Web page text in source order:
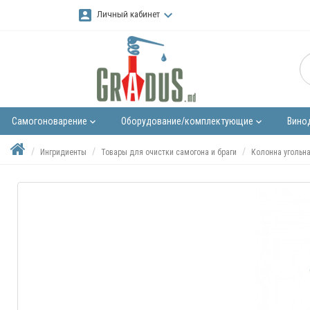
account_box Личный кабинетkeyboard_arrow_down
Самогоноварение keyboard_arrow_down Оборудование/комплектующие keyboard_arrow_down
Ингридиенты Товары для очистки самогона и браги Колонна